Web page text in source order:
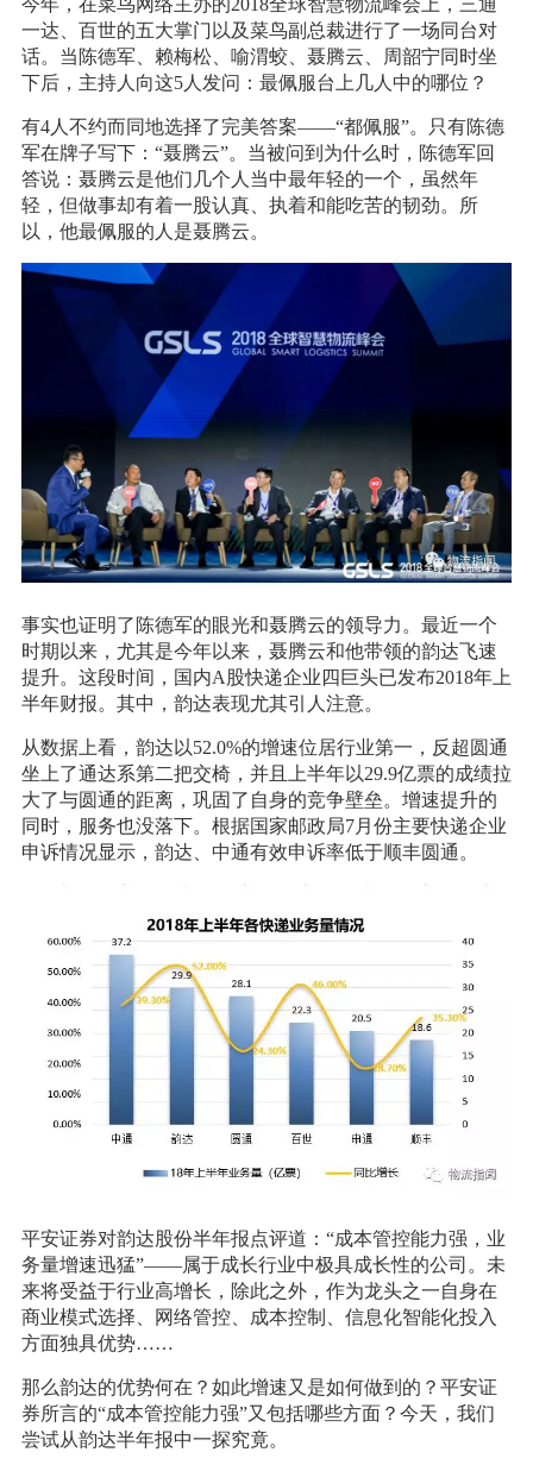
一达、百世的五大掌门以及菜鸟副总裁进行了一场同台对
话。当陈德军、赖梅松、喻渭蛟、聂腾云、周韶宁同时坐
下后，主持人向这5人发问：最佩服台上几人中的哪位？
有4人不约而同地选择了完美答案——“都佩服”。只有陈德
军在牌子写下：“聂腾云”。当被问到为什么时，陈德军回
答说：聂腾云是他们几个人当中最年轻的一个，虽然年
轻，但做事却有着一股认真、执着和能吃苦的韧劲。所
以，他最佩服的人是聂腾云。
事实也证明了陈德军的眼光和聂腾云的领导力。最近一个
时期以来，尤其是今年以来，聂腾云和他带领的韵达飞速
提升。这段时间，国内A股快递企业四巨头已发布2018年上
半年财报。其中，韵达表现尤其引人注意。
从数据上看，韵达以52.0%的增速位居行业第一，反超圆通
坐上了通达系第二把交椅，并且上半年以29.9亿票的成绩拉
大了与圆通的距离，巩固了自身的竞争壁垒。增速提升的
同时，服务也没落下。根据国家邮政局7月份主要快递企业
申诉情况显示，韵达、中通有效申诉率低于顺丰圆通。
平安证券对韵达股份半年报点评道：“成本管控能力强，业
务量增速迅猛”——属于成长行业中极具成长性的公司。未
来将受益于行业高增长，除此之外，作为龙头之一自身在
商业模式选择、网络管控、成本控制、信息化智能化投入
方面独具优势……
那么韵达的优势何在？如此增速又是如何做到的？平安证
券所言的“成本管控能力强”又包括哪些方面？今天，我们
尝试从韵达半年报中一探究竟。